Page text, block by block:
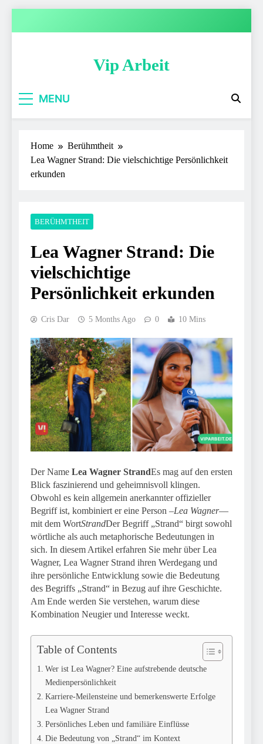
Vip Arbeit
MENU
Home
Berühmtheit
Lea Wagner Strand: Die vielschichtige Persönlichkeit
erkunden
BERÜHMTHEIT
Lea Wagner Strand: Die
vielschichtige
Persönlichkeit erkunden
Cris Dar 5 Months Ago 0 10 Mins
Der Name Lea Wagner StrandEs mag auf den ersten
Blick faszinierend und geheimnisvoll klingen.
Obwohl es kein allgemein anerkannter offizieller
Begriff ist, kombiniert er eine Person –Lea Wagner—
mit dem WortStrandDer Begriff „Strand“ birgt sowohl
wörtliche als auch metaphorische Bedeutungen in
sich. In diesem Artikel erfahren Sie mehr über Lea
Wagner, Lea Wagner Strand ihren Werdegang und
ihre persönliche Entwicklung sowie die Bedeutung
des Begriffs „Strand“ in Bezug auf ihre Geschichte.
Am Ende werden Sie verstehen, warum diese
Kombination Neugier und Interesse weckt.
Table of Contents
Wer ist Lea Wagner? Eine aufstrebende deutsche
Medienpersönlichkeit
Karriere-Meilensteine ​​und bemerkenswerte Erfolge
Lea Wagner Strand
Persönliches Leben und familiäre Einflüsse
Die Bedeutung von „Strand“ im Kontext